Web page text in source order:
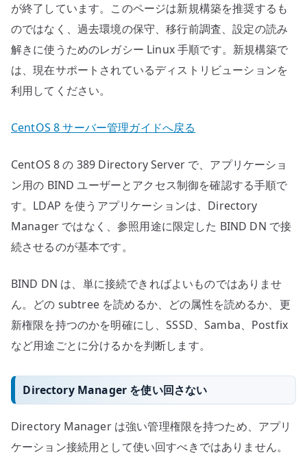
の
確
認
の
が終了しています。このページは新規構築を推奨するも
のではなく、過去環境の保守、移行前調査、設定の読み
解きに使うためのレガシー Linux 手順です。新規構築で
は、現在サポートされているディストリビューションを
利用してください。
CentOS 8 サーバー管理ガイドへ戻る
CentOS 8 の 389 Directory Server で、アプリケーショ
ン用の BIND ユーザーとアクセス制御を確認する手順で
す。LDAP を使うアプリケーションは、Directory
Manager ではなく、参照用途に限定した BIND DN で接
続させるのが基本です。
BIND DN は、単に接続できればよいものではありませ
ん。どの subtree を読めるか、どの属性を読めるか、更
新権限を持つのかを明確にし、SSSD、Samba、Postfix
など用途ごとに分けるかを判断します。
Directory Manager を使い回さない
Directory Manager は強い管理権限を持つため、アプリ
ケーション接続用として使い回すべきではありません。